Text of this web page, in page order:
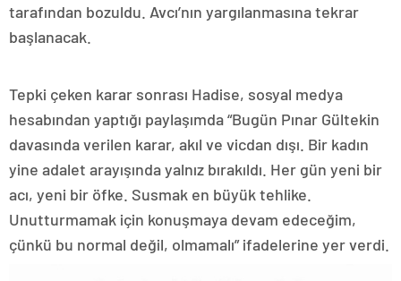
tarafından bozuldu. Avcı’nın yargılanmasına tekrar
başlanacak.
Tepki çeken karar sonrası Hadise, sosyal medya
hesabından yaptığı paylaşımda “Bugün Pınar Gültekin
davasında verilen karar, akıl ve vicdan dışı. Bir kadın
yine adalet arayışında yalnız bırakıldı. Her gün yeni bir
acı, yeni bir öfke. Susmak en büyük tehlike.
Unutturmamak için konuşmaya devam edeceğim,
çünkü bu normal değil, olmamalı” ifadelerine yer verdi.